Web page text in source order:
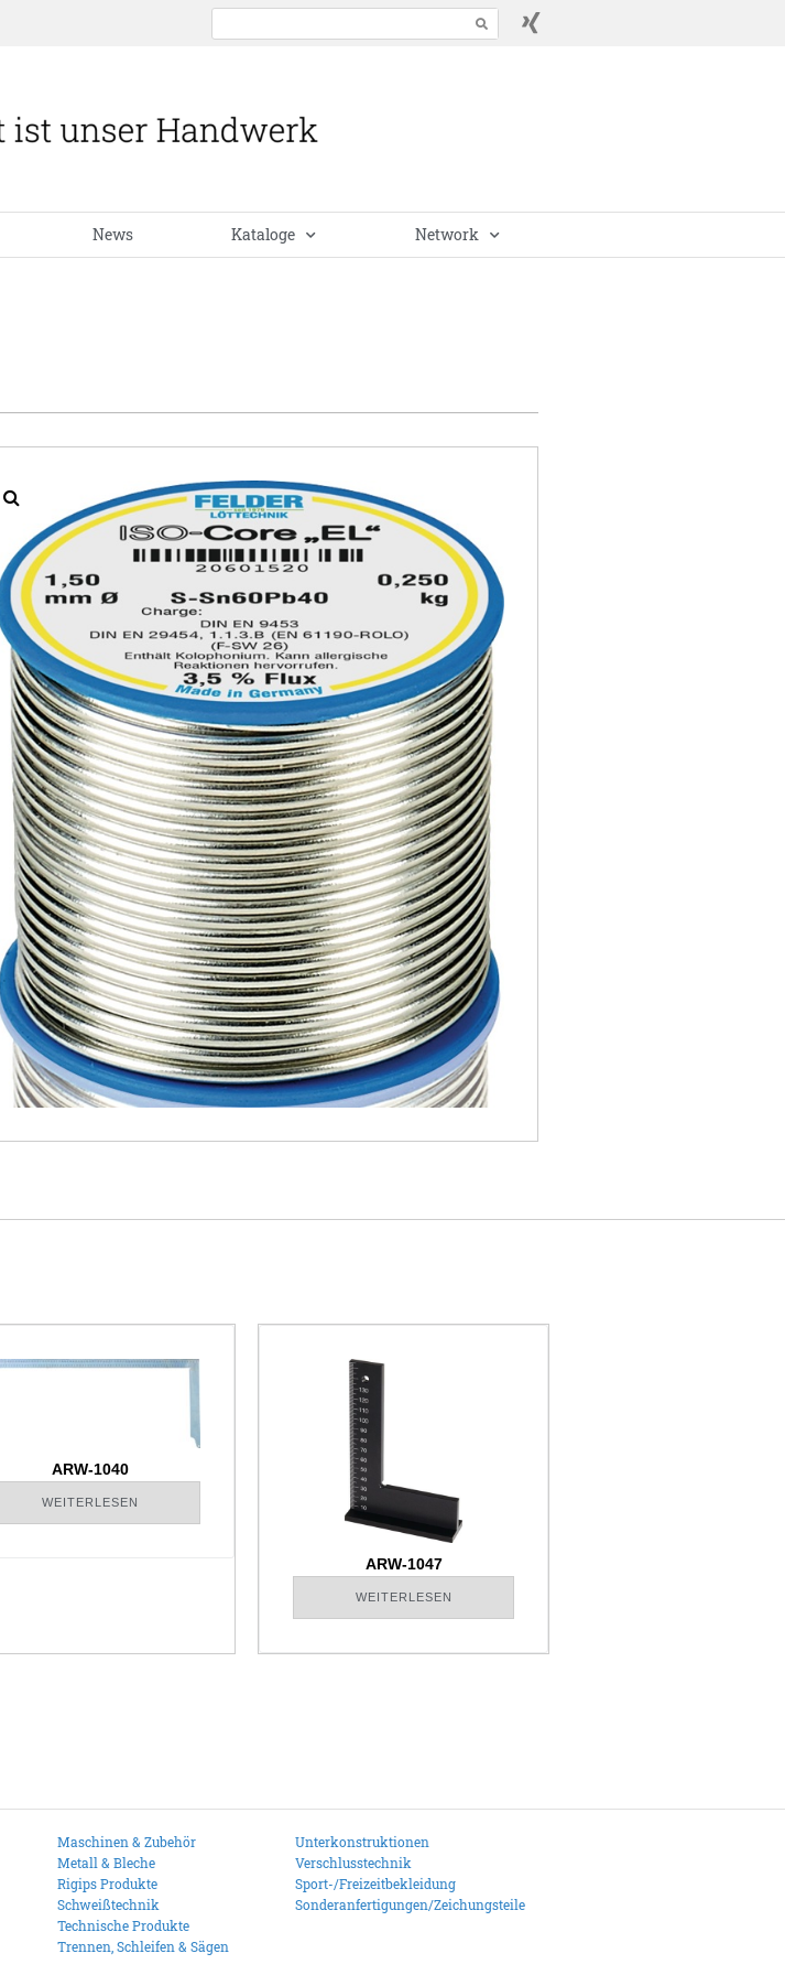
News Kataloge Network
ARW-1040
WEITERLESEN
ARW-1047
WEITERLESEN
Maschinen & Zubehör
Metall & Bleche
Rigips Produkte
Schweißtechnik
Technische Produkte
Trennen, Schleifen & Sägen
Unterkonstruktionen
Verschlusstechnik
Sport-/Freizeitbekleidung
Sonderanfertigungen/Zeichungsteile